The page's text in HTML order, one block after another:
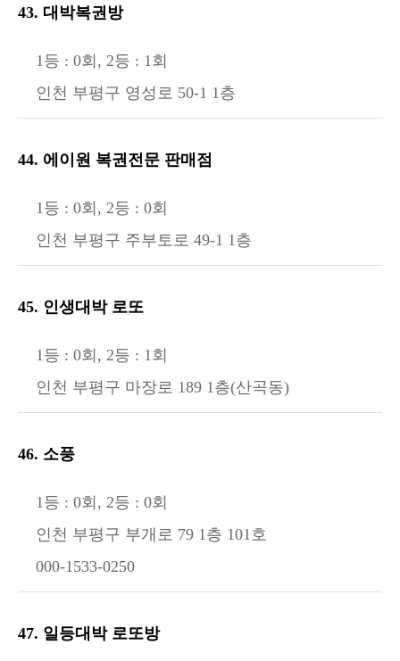
43. 대박복권방
1등 : 0회, 2등 : 1회
인천 부평구 영성로 50-1 1층
44. 에이원 복권전문 판매점
1등 : 0회, 2등 : 0회
인천 부평구 주부토로 49-1 1층
45. 인생대박 로또
1등 : 0회, 2등 : 1회
인천 부평구 마장로 189 1층(산곡동)
46. 소풍
1등 : 0회, 2등 : 0회
인천 부평구 부개로 79 1층 101호
000-1533-0250
47. 일등대박 로또방